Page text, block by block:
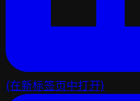
(在新标签页中打开)